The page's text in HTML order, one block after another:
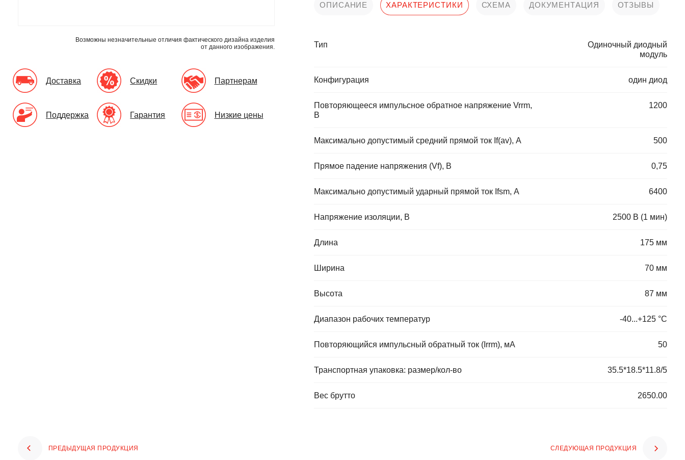
Возможны незначительные отличия фактического дизайна изделия
от данного изображения.
Доставка Скидки Партнерам
Поддержка Гарантия Низкие цены
ОПИСАНИЕ ХАРАКТЕРИСТИКИ СХЕМА ДОКУМЕНТАЦИЯ ОТЗЫВЫ
Тип
Одиночный диодный
модуль
Конфигурация один диод
Повторяющееся импульсное обратное напряжение Vrrm,
В
1200
Максимально допустимый средний прямой ток If(av), А 500
Прямое падение напряжения (Vf), В 0,75
Максимально допустимый ударный прямой ток Ifsm, А 6400
Напряжение изоляции, В 2500 В (1 мин)
Длина 175 мм
Ширина 70 мм
Высота 87 мм
Диапазон рабочих температур -40...+125 °C
Повторяющийся импульсный обратный ток (Irrm), мА 50
Транспортная упаковка: размер/кол-во 35.5*18.5*11.8/5
Вес брутто 2650.00
ПРЕДЫДУЩАЯ ПРОДУКЦИЯ СЛЕДУЮЩАЯ ПРОДУКЦИЯ